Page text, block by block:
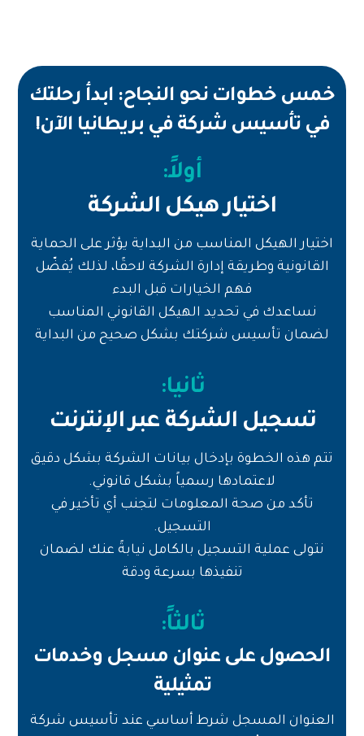
خمس خطوات نحو النجاح: ابدأ رحلتك
في تأسيس شركة في بريطانيا الآن!
أولاً:
اختيار هيكل الشركة
اختيار الهيكل المناسب من البداية يؤثر على الحماية
القانونية وطريقة إدارة الشركة لاحقًا، لذلك يُفضّل
فهم الخيارات قبل البدء
نساعدك في تحديد الهيكل القانوني المناسب
لضمان تأسيس شركتك بشكل صحيح من البداية
ثانيا:
تسجيل الشركة عبر الإنترنت
تتم هذه الخطوة بإدخال بيانات الشركة بشكل دقيق
لاعتمادها رسمياً بشكل قانوني.
تأكد من صحة المعلومات لتجنب أي تأخير في
التسجيل.
نتولى عملية التسجيل بالكامل نيابةً عنك لضمان
تنفيذها بسرعة ودقة
ثالثاً:
الحصول على عنوان مسجل وخدمات
تمثيلية
العنوان المسجل شرط أساسي عند تأسيس شركة